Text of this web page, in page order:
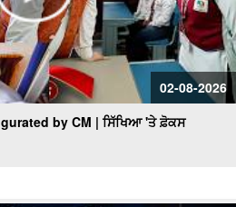
02-08-2026
by CM | ਸਿੱਖਿਆ 'ਤੇ ਫ਼ੋਕਸ